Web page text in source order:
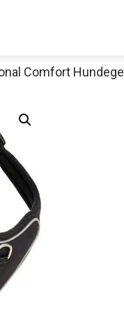
Comfort